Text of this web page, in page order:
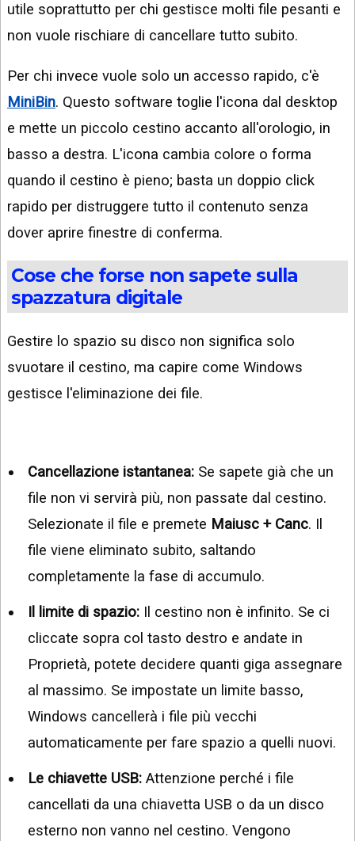
utile soprattutto per chi gestisce molti file pesanti e
non vuole rischiare di cancellare tutto subito.
Per chi invece vuole solo un accesso rapido, c'è
MiniBin. Questo software toglie l'icona dal desktop
e mette un piccolo cestino accanto all'orologio, in
basso a destra. L'icona cambia colore o forma
quando il cestino è pieno; basta un doppio click
rapido per distruggere tutto il contenuto senza
dover aprire finestre di conferma.
Cose che forse non sapete sulla
spazzatura digitale
Gestire lo spazio su disco non significa solo
svuotare il cestino, ma capire come Windows
gestisce l'eliminazione dei file.
Cancellazione istantanea: Se sapete già che un
file non vi servirà più, non passate dal cestino.
Selezionate il file e premete Maiusc + Canc. Il
file viene eliminato subito, saltando
completamente la fase di accumulo.
Il limite di spazio: Il cestino non è infinito. Se ci
cliccate sopra col tasto destro e andate in
Proprietà, potete decidere quanti giga assegnare
al massimo. Se impostate un limite basso,
Windows cancellerà i file più vecchi
automaticamente per fare spazio a quelli nuovi.
Le chiavette USB: Attenzione perché i file
cancellati da una chiavetta USB o da un disco
esterno non vanno nel cestino. Vengono